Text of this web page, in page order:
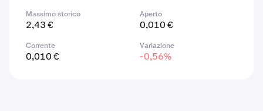
Massimo storico
2,43 €
Aperto
0,010 €
Corrente
0,010 €
Variazione
-0,56%